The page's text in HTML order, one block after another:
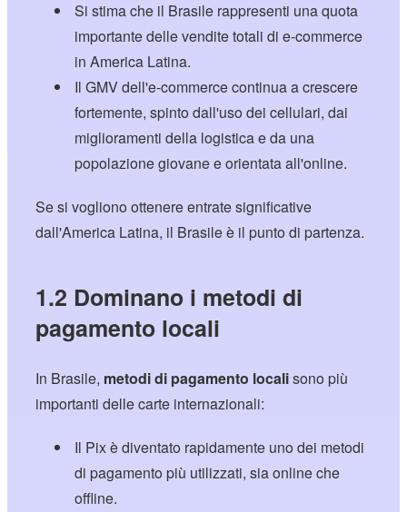
Si stima che il Brasile rappresenti una quota
importante delle vendite totali di e-commerce
in America Latina.
Il GMV dell'e-commerce continua a crescere
fortemente, spinto dall'uso dei cellulari, dai
miglioramenti della logistica e da una
popolazione giovane e orientata all'online.
Se si vogliono ottenere entrate significative
dall'America Latina, il Brasile è il punto di partenza.
1.2 Dominano i metodi di
pagamento locali
In Brasile, metodi di pagamento localisono più
importanti delle carte internazionali:
Il Pix è diventato rapidamente uno dei metodi
di pagamento più utilizzati, sia online che
offline.